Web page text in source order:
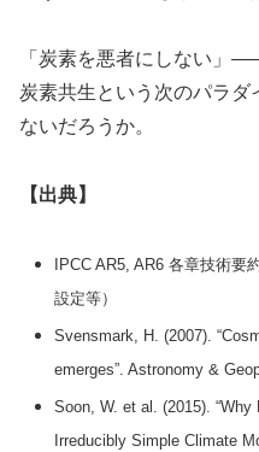
「炭素を悪者にしない」
炭素共生という次のパラダ
ないだろうか。
【出典】
IPCC AR5, AR6 各章技術要
設定等）
Svensmark, H. (2007).
emerges”. Astronomy &
Soon, W. et al. (2015).
Irreducibly Simple Climate